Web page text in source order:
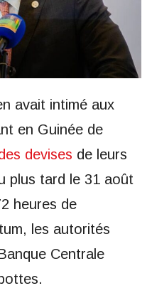
avait intimé aux
en Guinée de
devises de leurs
plus tard le 31 août
heures de
les autorités
Centrale